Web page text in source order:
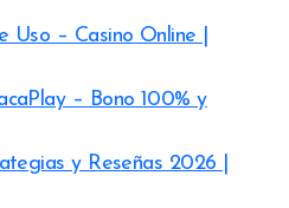
Uso – Casino Online |
– Bono 100% y
y Reseñas 2026 |